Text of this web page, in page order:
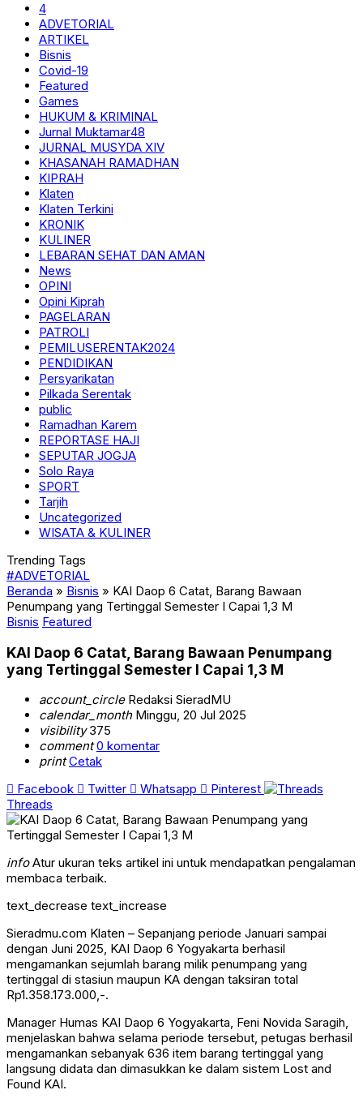
4
ADVETORIAL
ARTIKEL
Bisnis
Covid-19
Featured
Games
HUKUM & KRIMINAL
Jurnal Muktamar48
JURNAL MUSYDA XIV
KHASANAH RAMADHAN
KIPRAH
Klaten
Klaten Terkini
KRONIK
KULINER
LEBARAN SEHAT DAN AMAN
News
OPINI
Opini Kiprah
PAGELARAN
PATROLI
PEMILUSERENTAK2024
PENDIDIKAN
Persyarikatan
Pilkada Serentak
public
Ramadhan Karem
REPORTASE HAJI
SEPUTAR JOGJA
Solo Raya
SPORT
Tarjih
Uncategorized
WISATA & KULINER
Trending Tags
#ADVETORIAL
Beranda » Bisnis » KAI Daop 6 Catat, Barang Bawaan
Penumpang yang Tertinggal Semester I Capai 1,3 M
Bisnis Featured
KAI Daop 6 Catat, Barang Bawaan Penumpang
yang Tertinggal Semester I Capai 1,3 M
account_circleRedaksi SieradMU
calendar_monthMinggu, 20 Jul 2025
visibility375
comment 0 komentar
print Cetak
Facebook
Twitter Whatsapp
Pinterest
Threads
infoAtur ukuran teks artikel ini untuk mendapatkan pengalaman
membaca terbaik.
text_decrease text_increase
Sieradmu.com Klaten – Sepanjang periode Januari sampai
dengan Juni 2025, KAI Daop 6 Yogyakarta berhasil
mengamankan sejumlah barang milik penumpang yang
tertinggal di stasiun maupun KA dengan taksiran total
Rp1.358.173.000,-.
Manager Humas KAI Daop 6 Yogyakarta, Feni Novida Saragih,
menjelaskan bahwa selama periode tersebut, petugas berhasil
mengamankan sebanyak 636 item barang tertinggal yang
langsung didata dan dimasukkan ke dalam sistem Lost and
Found KAI.